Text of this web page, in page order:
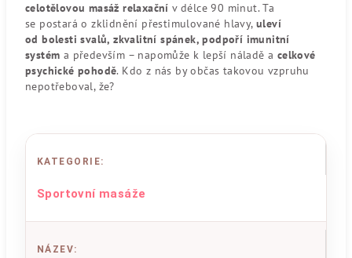
celotělovou masáž relaxační v délce 90 minut. Ta
se postará o zklidnění přestimulované hlavy, uleví
od bolesti svalů, zkvalitní spánek, podpoří imunitní
systém a především – napomůže k lepší náladě a celkové
psychické pohodě. Kdo z nás by občas takovou vzpruhu
nepotřeboval, že?
KATEGORIE:
Sportovní masáže
NÁZEV: